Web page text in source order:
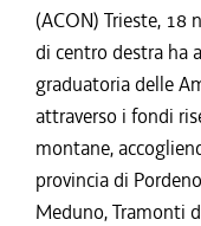
(ACON) Trieste,
di centro destra ha
graduatoria delle
attraverso i fondi
montane,
provincia di
Meduno, Tramonti